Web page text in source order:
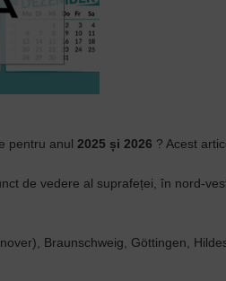
pentru anul 2025 și 2026 ? Acest
de vedere al suprafeței, în nord-
Braunschweig, Göttingen,